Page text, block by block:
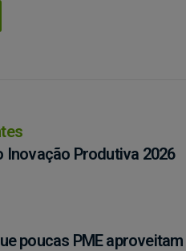
Inovação Produtiva 2026
poucas PME aproveitam